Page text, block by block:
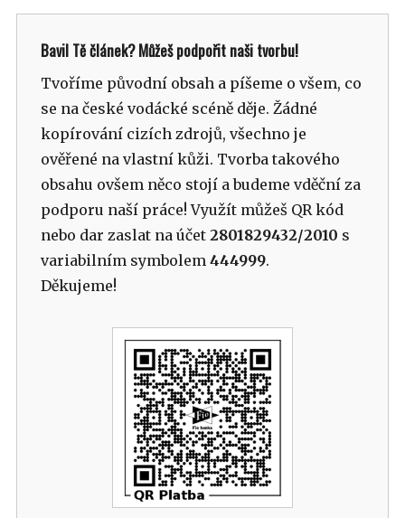
Bavil Tě článek? Můžeš podpořit naši tvorbu!
Tvoříme původní obsah a píšeme o všem, co
se na české vodácké scéně děje. Žádné
kopírování cizích zdrojů, všechno je
ověřené na vlastní kůži. Tvorba takového
obsahu ovšem něco stojí a budeme vděční za
podporu naší práce! Využít můžeš QR kód
nebo dar zaslat na účet2801829432/2010 s
variabilním symbolem444999.
Děkujeme!